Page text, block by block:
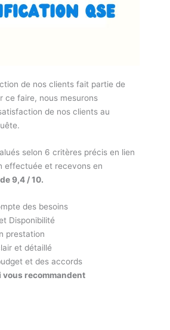
de nos clients fait partie de
ce faire, nous mesurons
de nos clients au
selon 6 critères précis en lien
effectuée et recevons en
9,4 / 10.
des besoins
Disponibilité
prestation
et détaillé
et des accords
vous recommandent